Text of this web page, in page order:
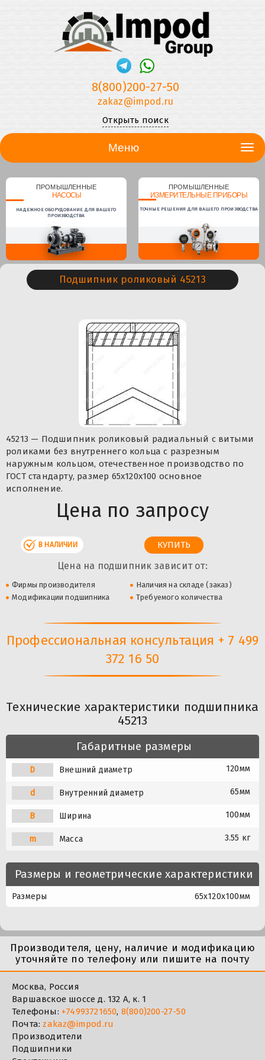
8(800)200-27-50
zakaz@impod.ru
Открыть поиск
Меню
ПРОМЫШЛЕННЫЕ
НАСОСЫ
НАДЕЖНОЕ ОБОРУДОВАНИЕ ДЛЯ ВАШЕГО
ПРОИЗВОДСТВА
ПРОМЫШЛЕННЫЕ
ИЗМЕРИТЕЛЬНЫЕ ПРИБОРЫ
ТОЧНЫЕ РЕШЕНИЯ ДЛЯ ВАШЕГО ПРОИЗВОДСТВА
Подшипник роликовый 45213
45213 — Подшипник роликовый радиальный с витыми
роликами без внутреннего кольца с разрезным
наружным кольцом, отечественное производство по
ГОСТ стандарту, размер 65x120x100 основное
исполнение.
Цена по запросу
В НАЛИЧИИ
Цена на подшипник зависит от:
Фирмы производителя
Наличия на складе (заказ)
Модификации подшипника
Требуемого количества
Профессиональная консультация + 7 499
372 16 50
Технические характеристики подшипника
45213
Габаритные размеры
D Внешний диаметр 120мм
d Внутренний диаметр 65мм
B Ширина 100мм
m Масса 3.55 кг
Размеры и геометрические характеристики
Размеры 65x120x100мм
Производителя, цену, наличие и модификацию
уточняйте по телефону или пишите на почту
Москва, Россия
Варшавское шоссе д. 132 А, к. 1
Телефоны: +74993721650, 8(800)200-27-50
Почта:zakaz@impod.ru
Производители
Подшипники